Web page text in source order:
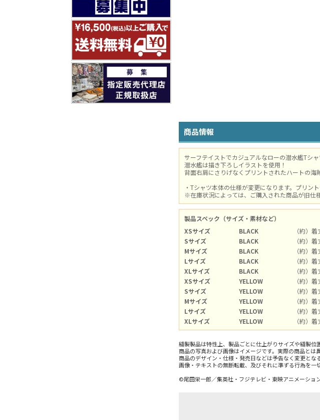
商品情報
サーフテイストでカジュアルなローの潜水艦Tシャ
潜水艦は描き下ろしイラストを使用！
背面右肩にさりげなくプリントされたハートの海
・Tシャツ本体の仕様が変更になります。プリン
※在庫状況によっては、ご購入された商品が旧仕
製品スペック（サイズ・素材など）
XSサイズ
BLACK
（約）
Sサイズ
BLACK
（約）
Mサイズ
BLACK
（約）
Lサイズ
BLACK
（約）
XLサイズ
BLACK
（約）
XSサイズ
YELLOW
（約）
Sサイズ
YELLOW
（約）
Mサイズ
YELLOW
（約）
Lサイズ
YELLOW
（約）
XLサイズ
YELLOW （約）
縫製製品は特性上、製品ごとに仕上がりサイズや縫製位
商品の写真および画像はイメージです。実際の商品とは
商品のデザイン・仕様・発売日などは予告なく変更とな
画像・テキストの無断転載、及びそれに準ずる行為を一
©尾田栄一郎／集英社・フジテレビ・東映アニメーショ